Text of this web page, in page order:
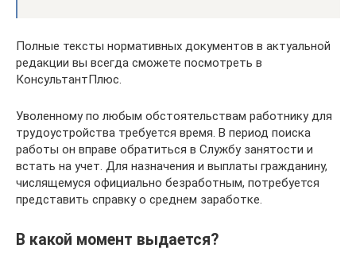
Полные тексты нормативных документов в актуальной
редакции вы всегда сможете посмотреть в
КонсультантПлюс.
Уволенному по любым обстоятельствам работнику для
трудоустройства требуется время. В период поиска
работы он вправе обратиться в Службу занятости и
встать на учет. Для назначения и выплаты гражданину,
числящемуся официально безработным, потребуется
представить справку о среднем заработке.
В какой момент выдается?